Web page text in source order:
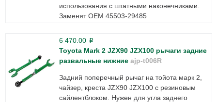
использования с штатными наконечниками.
Заменят ОЕМ 45503-29485
6 470.00 p
Toyota Mark 2 JZX90 JZX100 рычаги задние
развальные нижние ajp-t006R
Задний поперечный рычаг на тойота марк 2,
чайзер, креста JZX90 JZX100 с резиновым
сайлентблоком. Нужен для угла заднего